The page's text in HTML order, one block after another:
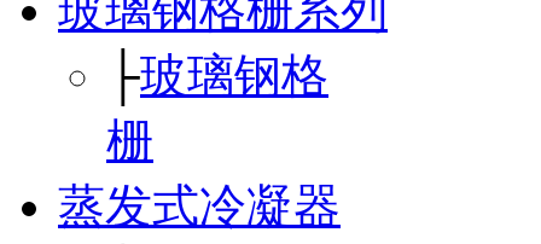
├玻璃钢格
栅
蒸发式冷凝器